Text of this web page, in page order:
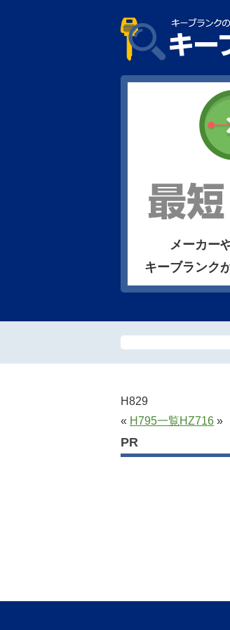
メーカー
キーブランク
H829
« H795一覧HZ716 »
PR